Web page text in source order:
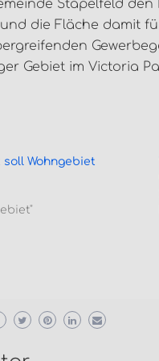
Stapelfeld
die Fläche damit
Gebiet im Victoria
Wohngebiet